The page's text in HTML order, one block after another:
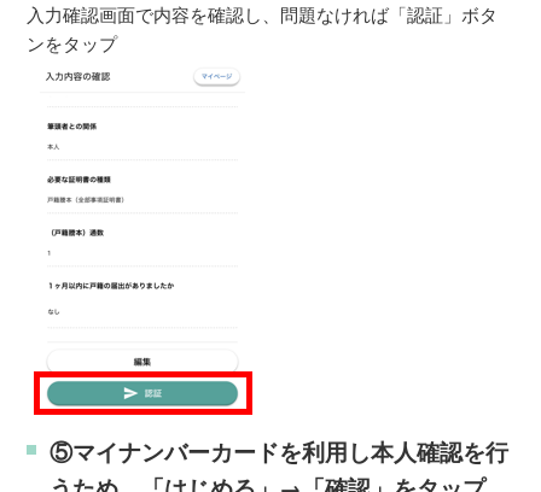
入力確認画面で内容を確認し、問題なければ「認証」ボタ
ンをタップ
⑤マイナンバーカードを利用し本人確認を行